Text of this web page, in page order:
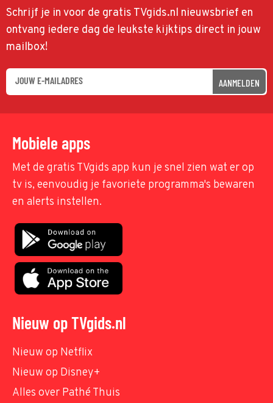
Schrijf je in voor de gratis TVgids.nl nieuwsbrief en
ontvang iedere dag de leukste kijktips direct in jouw
mailbox!
AANMELDEN
Mobiele apps
Met de gratis TVgids app kun je snel zien wat er op
tv is, eenvoudig je favoriete programma's bewaren
en alerts instellen.
Nieuw op TVgids.nl
Nieuw op Netflix
Nieuw op Disney+
Alles over Pathé Thuis